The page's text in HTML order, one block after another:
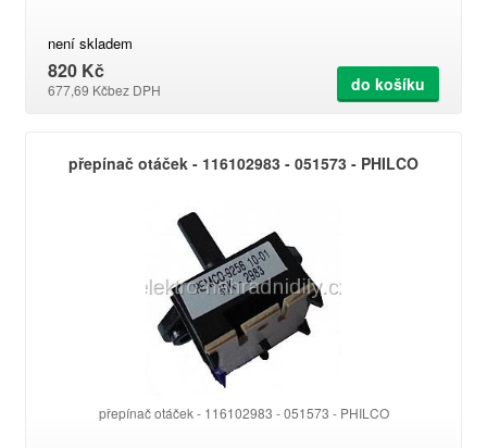
není skladem
820 Kč
677,69 Kčbez DPH do košíku
přepínač otáček - 116102983 - 051573 - PHILCO
přepínač otáček - 116102983 - 051573 - PHILCO